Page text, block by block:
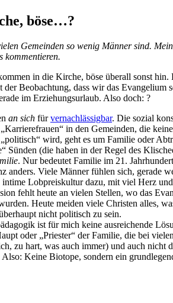
böse…?
Gemeinden so wenig Männer sind.
kommentieren.
in die Kirche, böse überall sonst
Beobachtung, dass wir das
im Erziehungsurlaub. Also doch: ?
an sich fürvernachlässigbar. Die sozial
in den Gemeinden, die
wird, geht es um Familie oder
(die haben in der Regel des
. Nur bedeutet Familie im 21.
anders. Viele Männer fühlen sich,
intime Lobpreiskultur dazu, mit viel Herz
fehlt heute an vielen Stellen, wo das
Heute meiden viele Christen alles,
nicht politisch zu sein.
ist für mich keine ausreichende
oder „Priester“ der Familie, die bei
zu hart, was auch immer) und auch
Keine Biotope, sondern ein